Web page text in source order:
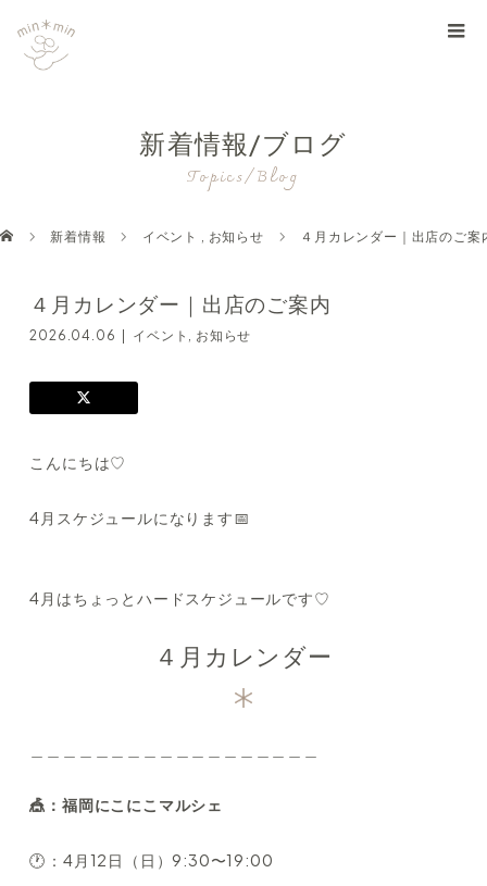
新着情報/ブログ
Topics/Blog
新着情報 イベント , お知らせ ４月カレンダー｜出店のご案
４月カレンダー｜出店のご案内
2026.04.06 イベント , お知らせ
こんにちは♡
4月スケジュールになります📅
4月はちょっとハードスケジュールです♡
４月カレンダー
🎪：福岡にこにこマルシェ
🕐：4月12日（日）9:30〜19:00